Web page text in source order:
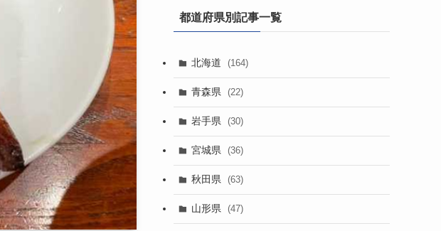
都道府県別記事一覧
北海道 (164)
青森県 (22)
岩手県 (30)
宮城県 (36)
秋田県 (63)
山形県 (47)